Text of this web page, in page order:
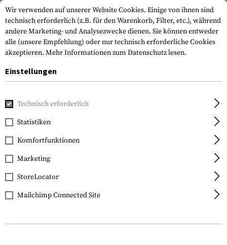
Home Waffenzubehör MOE
Magpul
MOE Rifle Stock
Wir verwenden auf unserer Website Cookies. Einige von ihnen sind
technisch erforderlich (z.B. für den Warenkorb, Filter, etc.), während
andere Marketing- und Analysezwecke dienen. Sie können entweder
alle (unsere Empfehlung) oder nur technisch erforderliche Cookies
akzeptieren. Mehr Informationen zum Datenschutz lesen.
Einstellungen
Technisch erforderlich
Statistiken
Komfortfunktionen
Marketing
StoreLocator
Mailchimp Connected Site